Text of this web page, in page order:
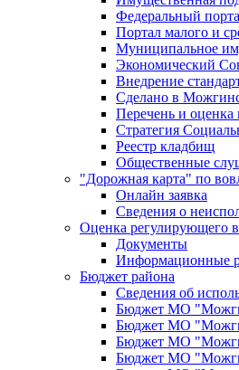
Федеральный
Портал малого и
Муниципальное
Экономический
Внедрение
Сделано в
Перечень и оценка
Стратегия
Реестр кладбищ
Общественные
"Дорожная карта" по
Онлайн заявка
Сведения о
Оценка регулирующего
Документы
Информационные
Бюджет района
Сведения об
Бюджет МО
Бюджет МО
Бюджет МО
Бюджет МО